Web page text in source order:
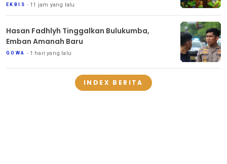
EKBIS 11 jam yang lalu
Hasan Fadhlyh Tinggalkan Bulukumba,
Emban Amanah Baru
GOWA 1 hari yang lalu
INDEX BERITA